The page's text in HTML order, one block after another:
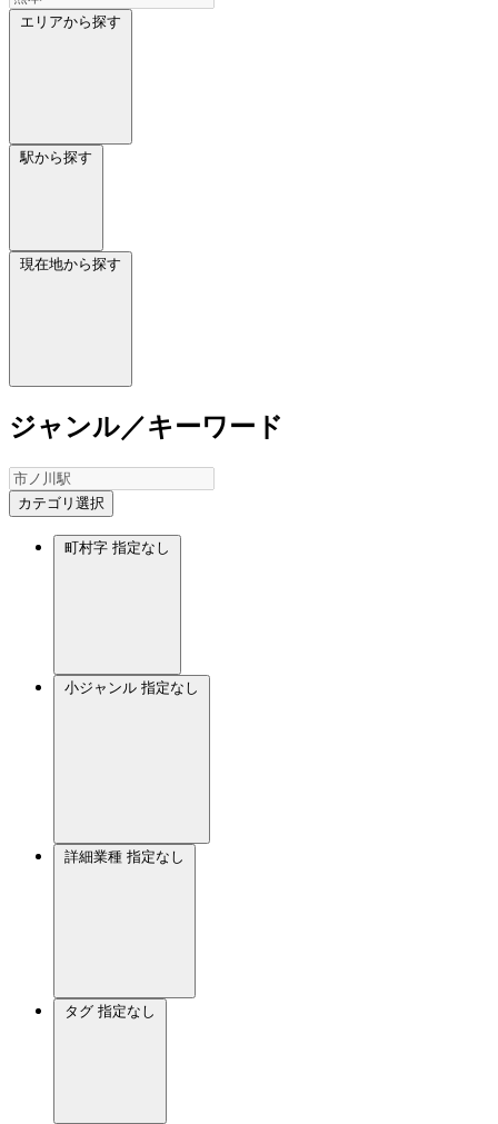
エリアから探す
駅から探す
現在地から探す
ジャンル／キーワード
カテゴリ選択
町村字 指定なし
小ジャンル 指定なし
詳細業種 指定なし
タグ 指定なし